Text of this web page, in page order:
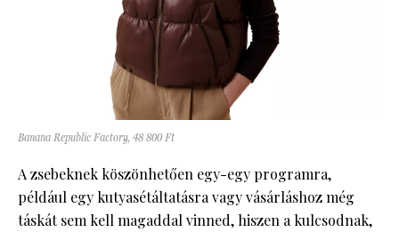
Banana Republic Factory, 48 800 Ft
A zsebeknek köszönhetően egy-egy programra,
például egy kutyasétáltatásra vagy vásárláshoz még
táskát sem kell magaddal vinned, hiszen a kulcsodnak,